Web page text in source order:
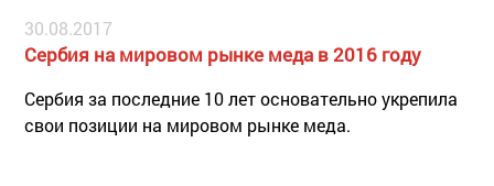
30.08.2017
Сербия на мировом рынке меда в 2016 году
Сербия за последние 10 лет основательно укрепила
свои позиции на мировом рынке меда.